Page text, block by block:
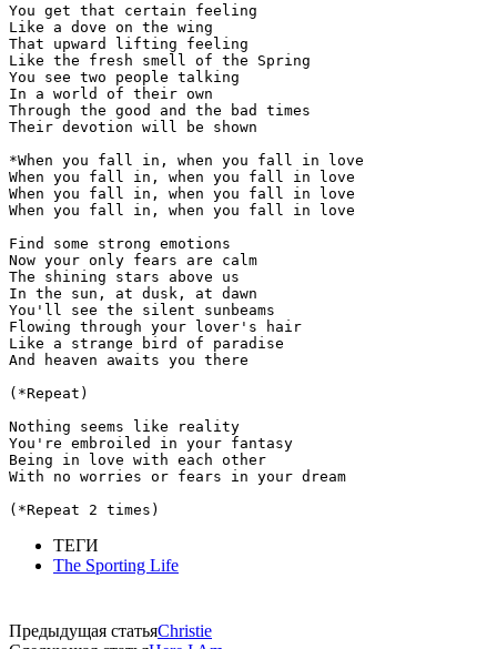
You get that certain feeling
Like a dove on the wing
That upward lifting feeling
Like the fresh smell of the Spring
You see two people talking
In a world of their own
Through the good and the bad times
Their devotion will be shown
*When you fall in, when you fall in love
When you fall in, when you fall in love
When you fall in, when you fall in love
When you fall in, when you fall in love
Find some strong emotions
Now your only fears are calm
The shining stars above us
In the sun, at dusk, at dawn
You'll see the silent sunbeams
Flowing through your lover's hair
Like a strange bird of paradise
And heaven awaits you there
(*Repeat)
Nothing seems like reality
You're embroiled in your fantasy
Being in love with each other
With no worries or fears in your dream
ТЕГИ
The Sporting Life
Предыдущая статьяChristie